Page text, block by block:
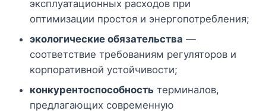
эксплуатационных расходов при
оптимизации простоя и энергопотребления;
экологические обязательства —
соответствие требованиям регуляторов и
корпоративной устойчивости;
конкурентоспособность терминалов,
предлагающих современную